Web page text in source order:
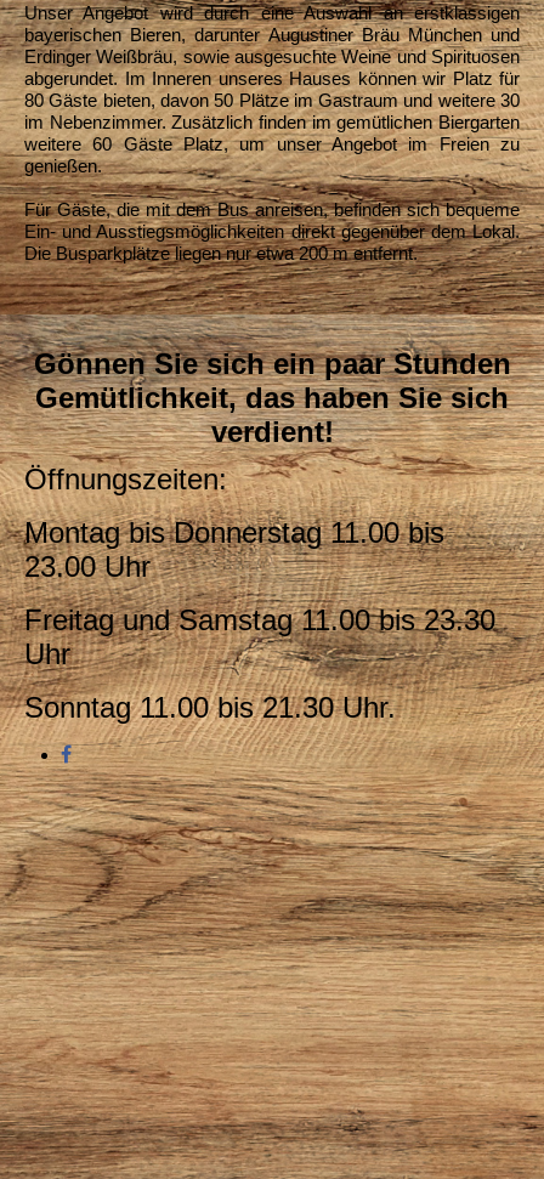
Unser Angebot wird durch eine Auswahl an erstklassigen
bayerischen Bieren, darunter Augustiner Bräu München und
Erdinger Weißbräu, sowie ausgesuchte Weine und Spirituosen
abgerundet. Im Inneren unseres Hauses können wir Platz für
80 Gäste bieten, davon 50 Plätze im Gastraum und weitere 30
im Nebenzimmer. Zusätzlich finden im gemütlichen Biergarten
weitere 60 Gäste Platz, um unser Angebot im Freien zu
genießen.
Für Gäste, die mit dem Bus anreisen, befinden sich bequeme
Ein- und Ausstiegsmöglichkeiten direkt gegenüber dem Lokal.
Die Busparkplätze liegen nur etwa 200 m entfernt.
Gönnen Sie sich ein paar Stunden
Gemütlichkeit, das haben Sie sich
verdient!
Öffnungszeiten:
Montag bis Donnerstag 11.00 bis
23.00 Uhr
Freitag und Samstag 11.00 bis 23.30
Uhr
Sonntag 11.00 bis 21.30 Uhr.